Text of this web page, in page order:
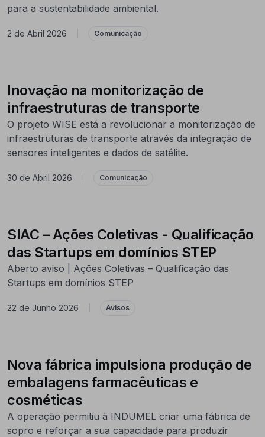
para a sustentabilidade ambiental.
2 de Abril 2026 Comunicação
Inovação na monitorização de
infraestruturas de transporte
O projeto WISE está a revolucionar a monitorização de
infraestruturas de transporte através da integração de
sensores inteligentes e dados de satélite.
30 de Abril 2026 Comunicação
SIAC – Ações Coletivas - Qualificação
das Startups em domínios STEP
Aberto aviso | Ações Coletivas – Qualificação das
Startups em domínios STEP
22 de Junho 2026 Avisos
Nova fábrica impulsiona produção de
embalagens farmacêuticas e
cosméticas
A operação permitiu à INDUMEL criar uma fábrica de
sopro e reforçar a sua capacidade para produzir